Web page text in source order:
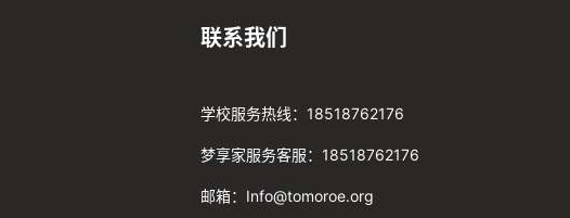
联系我们
学校服务热线：18518762176
梦享家服务客服：18518762176
邮箱：Info@tomoroe.org